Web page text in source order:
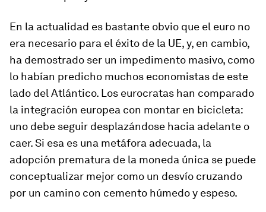
En la actualidad es bastante obvio que el euro no
era necesario para el éxito de la UE, y, en cambio,
ha demostrado ser un impedimento masivo, como
lo habían predicho muchos economistas de este
lado del Atlántico. Los eurocratas han comparado
la integración europea con montar en bicicleta:
uno debe seguir desplazándose hacia adelante o
caer. Si esa es una metáfora adecuada, la
adopción prematura de la moneda única se puede
conceptualizar mejor como un desvío cruzando
por un camino con cemento húmedo y espeso.